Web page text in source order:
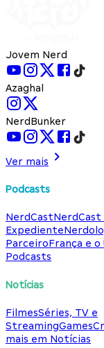
Jovem Nerd
Azaghal
NerdBunker
Ver mais
Podcasts
NerdCastNerdCast
Expediente
ParceiroFrança e
Podcasts
Notícias
FilmesSéries, TV e
StreamingGames
mais em Notícias